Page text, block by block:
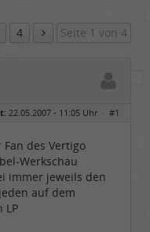
4 Seite 1 von 4
22.05.2007 - 11:05 Uhr · #1
des Vertigo
Werkschau
immer jeweils den
auf dem
LP